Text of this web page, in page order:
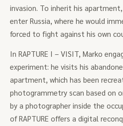
invasion. To inherit his
enter Russia, where he would
forced to fight against his own
In RAPTURE I – VISIT, Marko
experiment: he visits his
apartment, which has been
photogrammetry scan based on
by a photographer inside the
of RAPTURE offers a digital